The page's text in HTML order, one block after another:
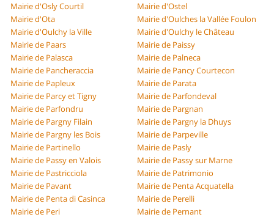
Mairie d'Osly Courtil
Mairie d'Ostel
Mairie d'Ota
Mairie d'Oulches la Vallée Foulon
Mairie d'Oulchy la Ville
Mairie d'Oulchy le Château
Mairie de Paars
Mairie de Paissy
Mairie de Palasca
Mairie de Palneca
Mairie de Pancheraccia
Mairie de Pancy Courtecon
Mairie de Papleux
Mairie de Parata
Mairie de Parcy et Tigny
Mairie de Parfondeval
Mairie de Parfondru
Mairie de Pargnan
Mairie de Pargny Filain
Mairie de Pargny la Dhuys
Mairie de Pargny les Bois
Mairie de Parpeville
Mairie de Partinello
Mairie de Pasly
Mairie de Passy en Valois
Mairie de Passy sur Marne
Mairie de Pastricciola
Mairie de Patrimonio
Mairie de Pavant
Mairie de Penta Acquatella
Mairie de Penta di Casinca
Mairie de Perelli
Mairie de Peri
Mairie de Pernant